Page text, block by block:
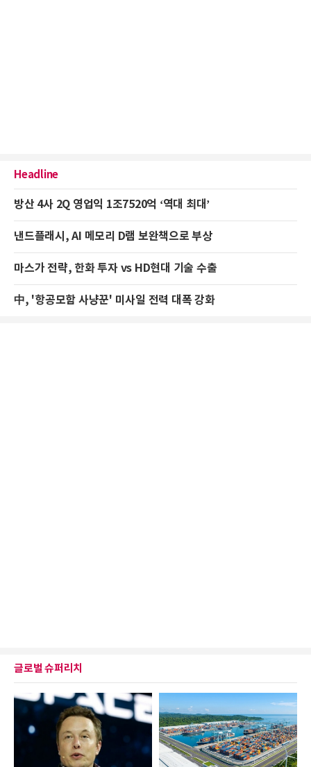
Headline
방산 4사 2Q 영업익 1조7520억 ‘역대 최대’
낸드플래시, AI 메모리 D램 보완책으로 부상
마스가 전략, 한화 투자 vs HD현대 기술 수출
中, '항공모함 사냥꾼' 미사일 전력 대폭 강화
글로벌 슈퍼리치